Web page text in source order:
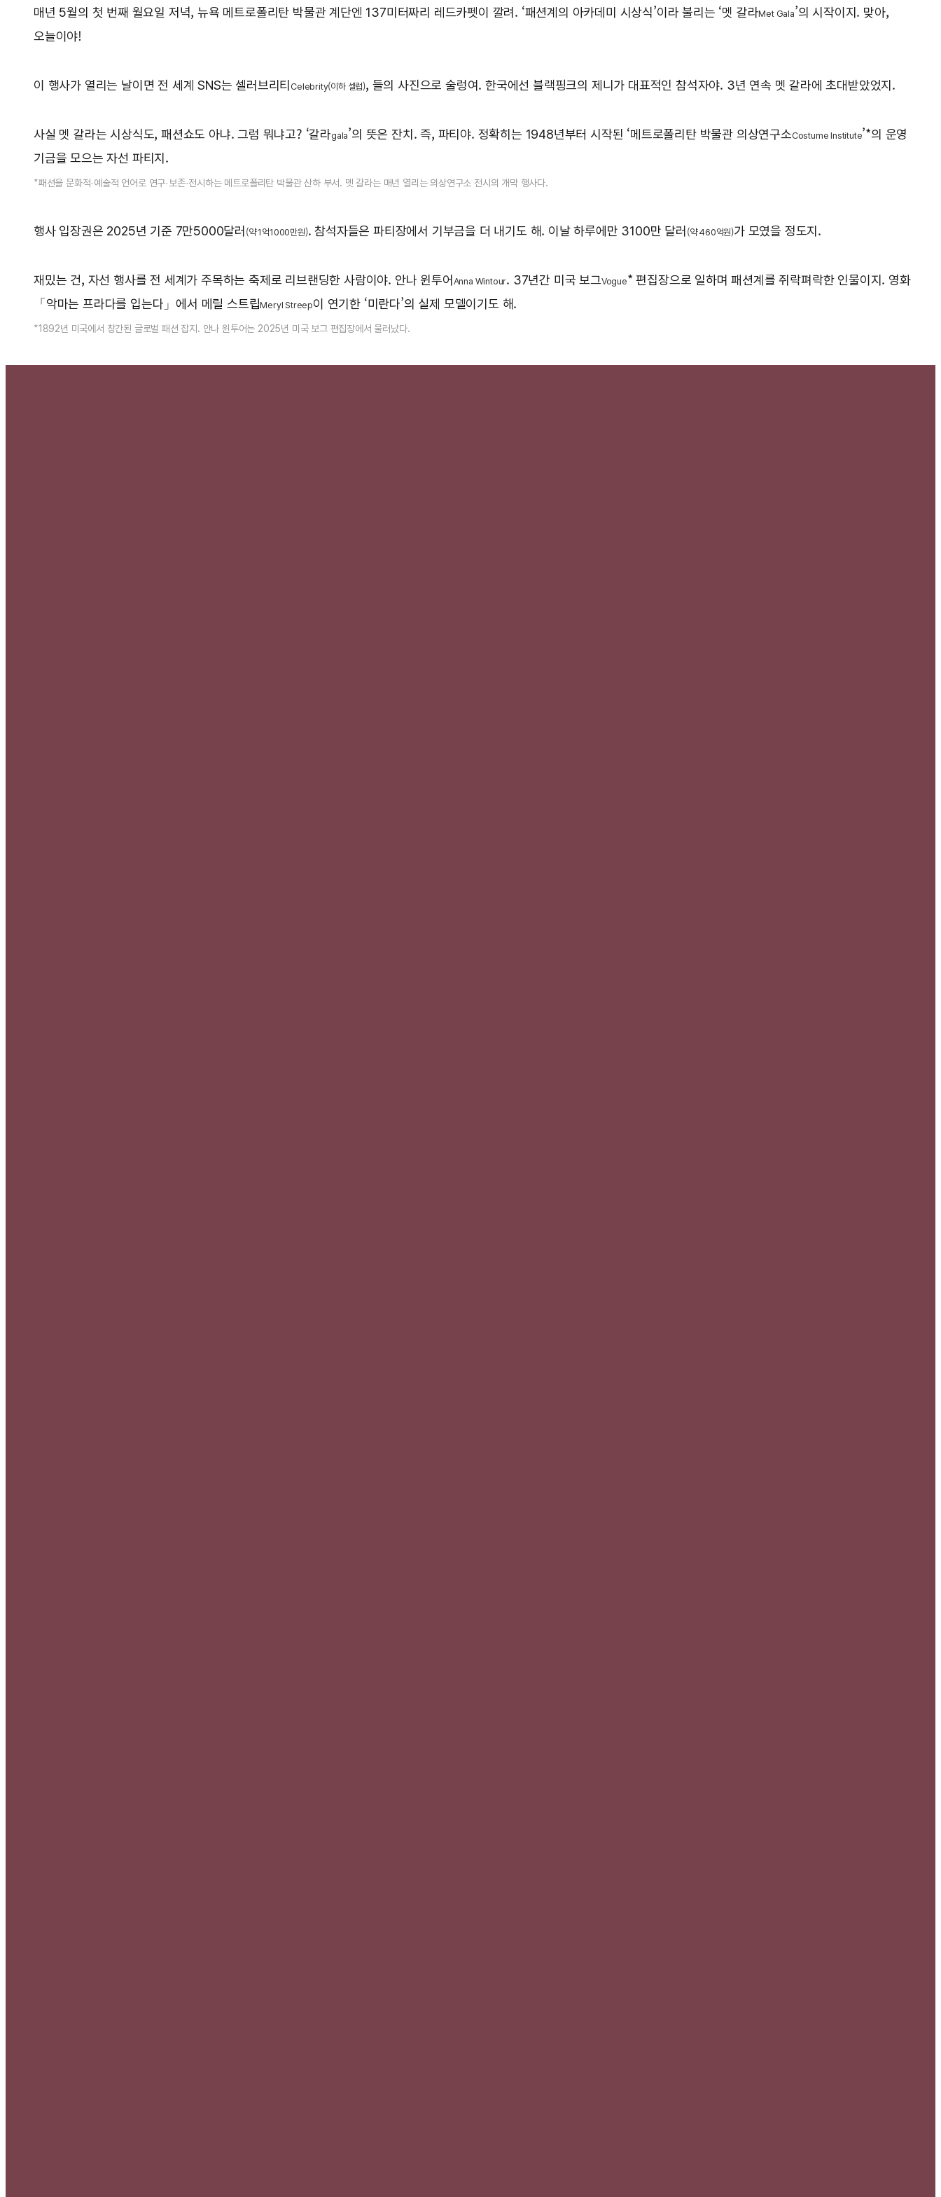
매년 5월의 첫 번째 월요일 저녁, 뉴욕 메트로폴리탄 박물관 계단엔 137미터짜리 레드카펫이 깔려. ‘패션계의 아카데미 시상식’이라 불리는 ‘멧 갈라Met Gala’의 시작이지. 맞아,
오늘이야!
이 행사가 열리는 날이면 전 세계 SNS는 셀러브리티Celebrity(이하 셀럽), 들의 사진으로 술렁여. 한국에선 블랙핑크의 제니가 대표적인 참석자야. 3년 연속 멧 갈라에 초대받았었지.
사실 멧 갈라는 시상식도, 패션쇼도 아냐. 그럼 뭐냐고? ‘갈라gala’의 뜻은 잔치. 즉, 파티야. 정확히는 1948년부터 시작된 ‘메트로폴리탄 박물관 의상연구소Costume Institute’*의 운영
기금을 모으는 자선 파티지.
*패션을 문화적·예술적 언어로 연구·보존·전시하는 메트로폴리탄 박물관 산하 부서. 멧 갈라는 매년 열리는 의상연구소 전시의 개막 행사다.
행사 입장권은 2025년 기준 7만5000달러 (약 1억1000만원). 참석자들은 파티장에서 기부금을 더 내기도 해. 이날 하루에만 3100만 달러 (약 460억원)가 모였을 정도지.
재밌는 건, 자선 행사를 전 세계가 주목하는 축제로 리브랜딩한 사람이야. 안나 윈투어 Anna Wintour. 37년간 미국 보그Vogue* 편집장으로 일하며 패션계를 쥐락펴락한 인물이지. 영화
「악마는 프라다를 입는다」에서 메릴 스트립Meryl Streep이 연기한 ‘미란다’의 실제 모델이기도 해.
*1892년 미국에서 창간된 글로벌 패션 잡지. 안나 윈투어는 2025년 미국 보그 편집장에서 물러났다.